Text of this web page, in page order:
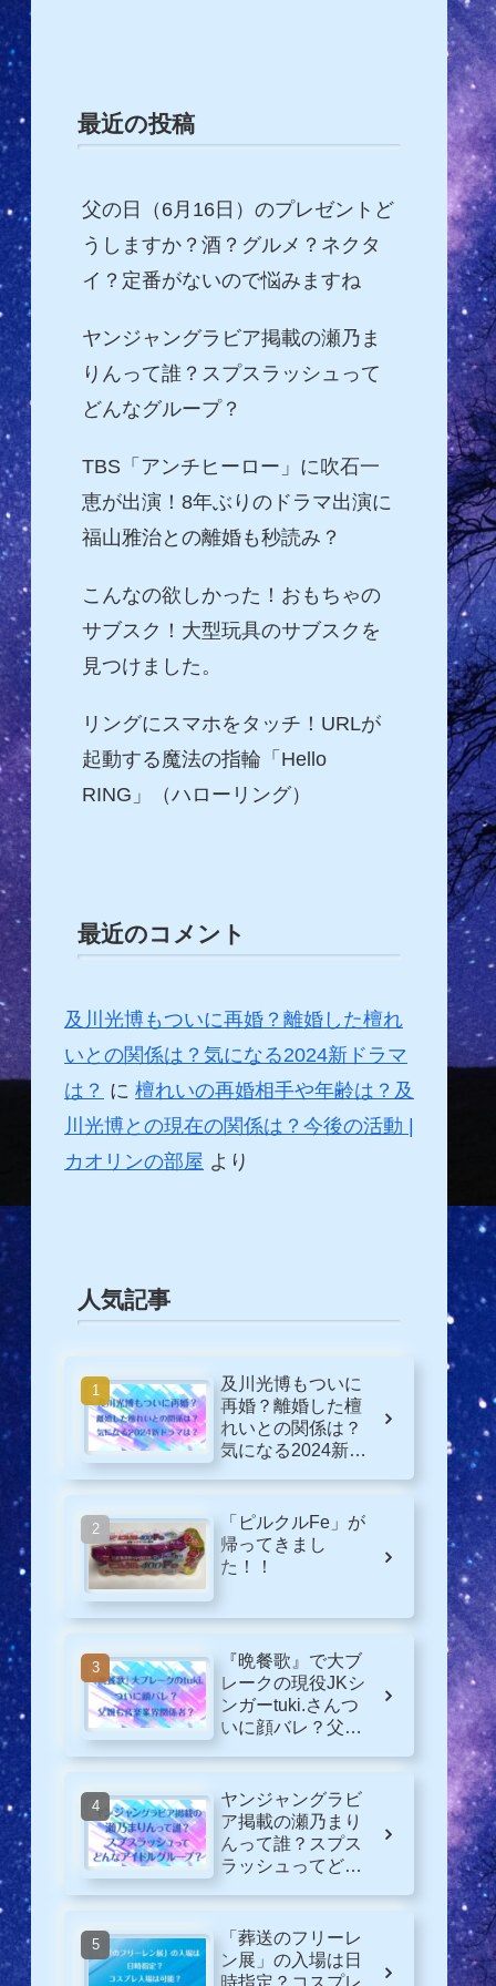
最近の投稿
父の日（6月16日）のプレゼントど
うしますか？酒？グルメ？ネクタ
イ？定番がないので悩みますね
ヤンジャングラビア掲載の瀬乃ま
りんって誰？スプスラッシュって
どんなグループ？
TBS「アンチヒーロー」に吹石一
恵が出演！8年ぶりのドラマ出演に
福山雅治との離婚も秒読み？
こんなの欲しかった！おもちゃの
サブスク！大型玩具のサブスクを
見つけました。
リングにスマホをタッチ！URLが
起動する魔法の指輪「Hello
RING」（ハローリング）
最近のコメント
及川光博もついに再婚？離婚した檀れ
いとの関係は？気になる2024新ドラマ
は？ に 檀れいの再婚相手や年齢は？及
川光博との現在の関係は？今後の活動 |
カオリンの部屋 より
人気記事
及川光博もついに
再婚？離婚した檀
れいとの関係は？
気になる2024新ド
「ピルクルFe」が
帰ってきまし
た！！
『晩餐歌』で大ブ
レークの現役JKシ
ンガーtuki.さんつ
いに顔バレ？父親
ヤンジャングラビ
ア掲載の瀬乃まり
んって誰？スプス
ラッシュってどん
「葬送のフリーレ
ン展」の入場は日